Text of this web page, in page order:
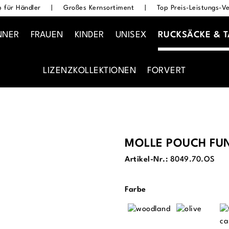
für Händler Großes Kernsortiment Top Preis-Leistungs-
FRAUEN KINDER UNISEX RUCKSÄCKE &
LIZENZKOLLEKTIONEN FORVERT
MOLLE POUCH
Artikel-Nr.: 8049.70.OS
Farbeauswählen